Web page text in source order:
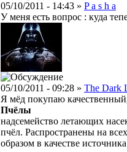
05/10/2011 - 14:43 » P a s h a
У меня есть вопрос : куда
05/10/2011 - 09:28 » The Dark
Я мёд покупаю
Пчёлы
надсемейство летающих
пчёл. Распространены на
образом в качестве